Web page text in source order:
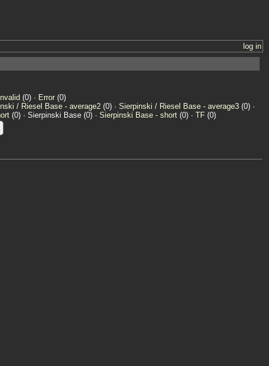
log in
Invalid (0) · Error (0)
/ Riesel Base - average2(0) · Sierpinski / Riesel Base - average3(0) ·
(0) · Sierpinski Base (0) · Sierpinski Base - short(0) · TF(0)